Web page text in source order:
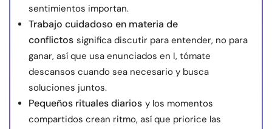
sentimientos importan.
Trabajo cuidadoso en materia de
conflictos significa discutir para entender, no para
ganar, así que usa enunciados en I, tómate
descansos cuando sea necesario y busca
soluciones juntos.
Pequeños rituales diarios y los momentos
compartidos crean ritmo, así que priorice las